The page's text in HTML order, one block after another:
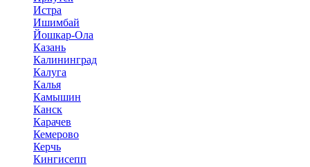
Истра
Ишимбай
Йошкар-Ола
Казань
Калининград
Калуга
Калья
Камышин
Канск
Карачев
Кемерово
Керчь
Кингисепп